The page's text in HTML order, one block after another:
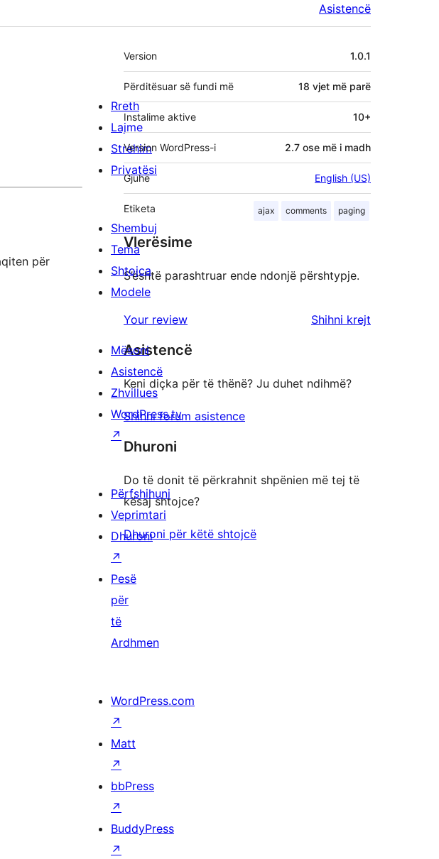
Asistencë
për
Të
tjera
Version 1.0.1
Përditësuar së fundi më 18 vjet më parë
Instalime aktive 10+
Version WordPress-i 2.7 ose më i madh
Gjuhë English (US)
Etiketa ajax comments paging
Vlerësime
S’është parashtruar ende ndonjë përshtypje.
Your review Shihni krejt
Asistencë
Keni diçka për të thënë? Ju duhet ndihmë?
Shihni forum asistence
Dhuroni
Do të donit të përkrahnit shpënien më tej të
kësaj shtojce?
Dhuroni për këtë shtojcë
Rreth
Lajme
Strehim
Privatësi
Shembuj
Tema
Shtojca
Modele
Mësoni
Asistencë
Zhvillues
WordPress.tv
↗
Përfshihuni
Veprimtari
Dhuroni
↗
Pesë
për
të
Ardhmen
WordPress.com
↗
Matt
↗
bbPress
↗
BuddyPress
↗